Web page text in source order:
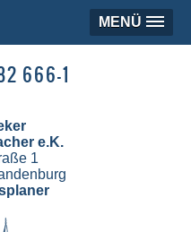
MENÜ
666-1
e.K.
1